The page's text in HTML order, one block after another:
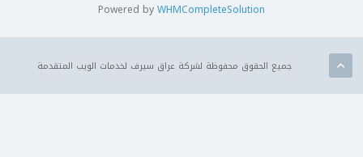
Powered byWHMCompleteSolution
جميع الحقوق محفوظة لشركة عراق سيرف لخدمات الويب المتقدمة